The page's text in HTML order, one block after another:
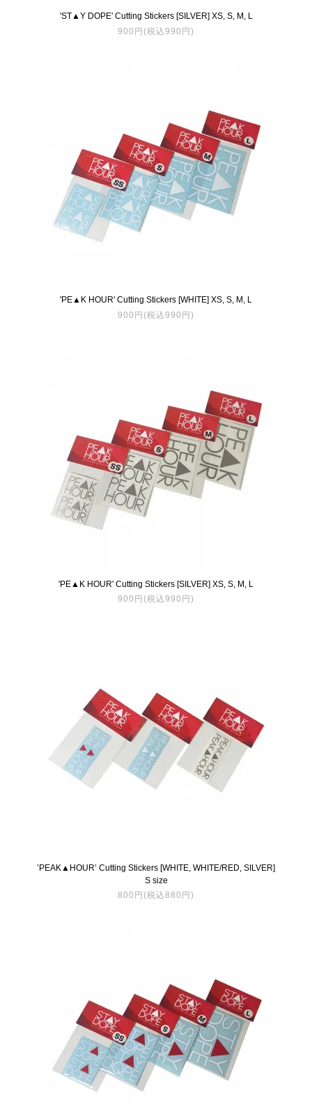
'ST▲Y DOPE' Cutting Stickers [SILVER] XS, S, M, L
900円(税込990円)
'PE▲K HOUR' Cutting Stickers [WHITE] XS, S, M, L
900円(税込990円)
'PE▲K HOUR' Cutting Stickers [SILVER] XS, S, M, L
900円(税込990円)
’PEAK▲HOUR’ Cutting Stickers [WHITE, WHITE/RED, SILVER]
S size
800円(税込880円)